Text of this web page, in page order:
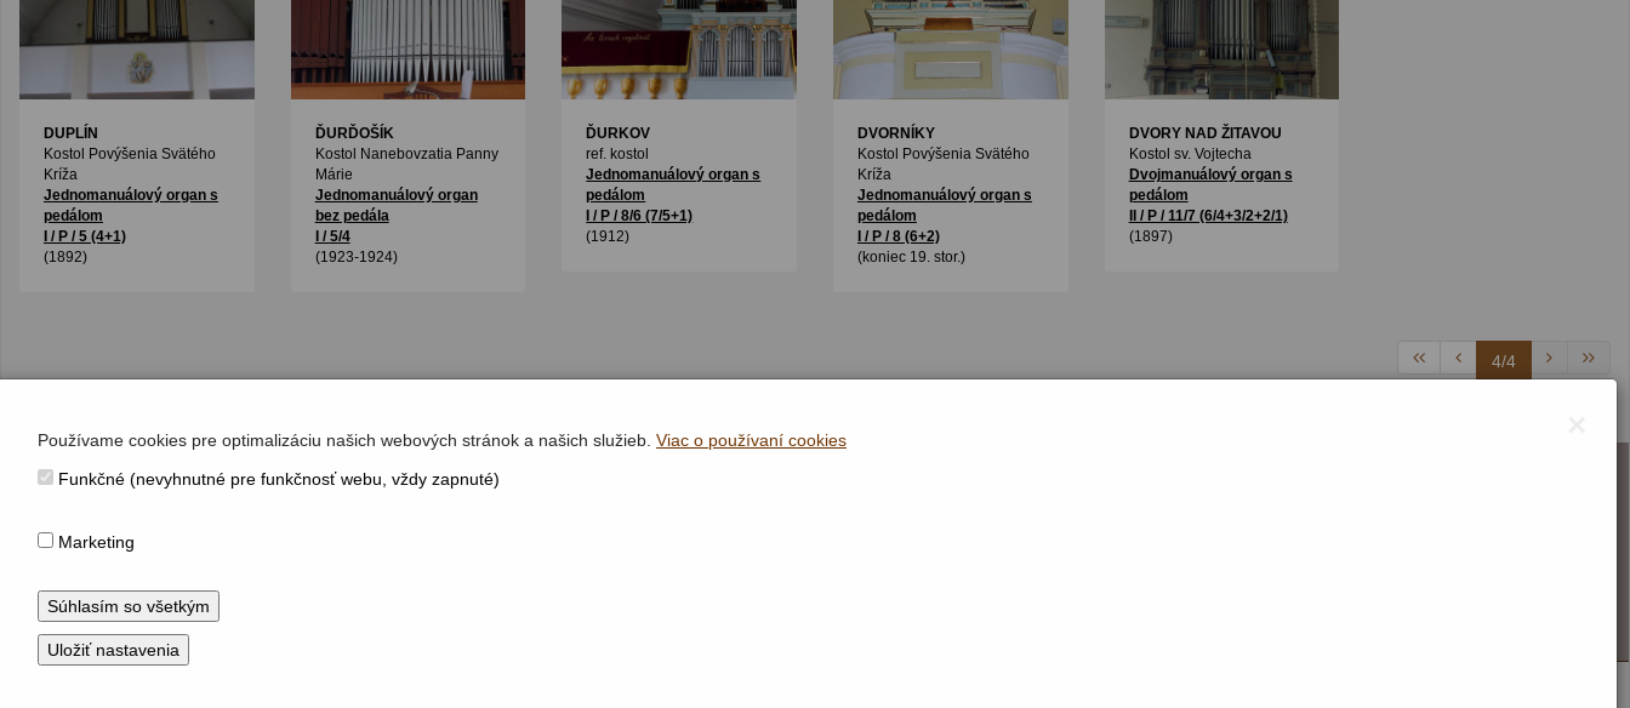
DUPLÍN
Kostol Povýšenia Svätého
Kríža
Jednomanuálový organ s
pedálom
I / P / 5 (4+1)
(1892)
ĎURĎOŠÍK
Kostol Nanebovzatia Panny
Márie
Jednomanuálový organ
bez pedála
I / 5/4
(1923-1924)
ĎURKOV
ref. kostol
Jednomanuálový organ s
pedálom
I / P / 8/6 (7/5+1)
(1912)
DVORNÍKY
Kostol Povýšenia Svätého
Kríža
Jednomanuálový organ s
pedálom
I / P / 8 (6+2)
(koniec 19. stor.)
DVORY NAD ŽITAVOU
Kostol sv. Vojtecha
Dvojmanuálový organ s
pedálom
II / P / 11/7 (6/4+3/2+2/1)
(1897)
4/4
KONTAKT
Hudobné centrum
+421 (2) 2047 0111, info@hc.sk
www.hc.sk
Používame cookies pre optimalizáciu našich webových stránok a našich služieb. Viac o používaní cookies
Funkčné (nevyhnutné pre funkčnosť webu, vždy zapnuté)
Marketing